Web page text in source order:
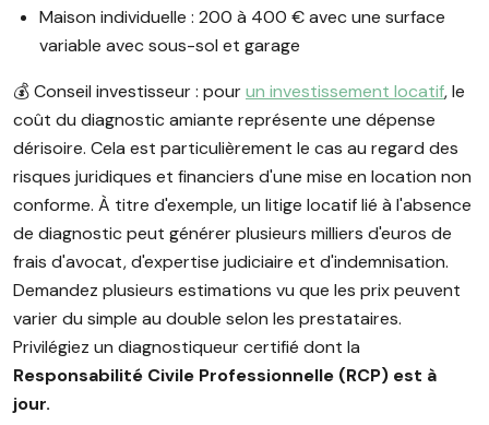
Maison individuelle : 200 à 400 € avec une surface
variable avec sous-sol et garage
💰 Conseil investisseur : pourun investissement locatif, le
coût du diagnostic amiante représente une dépense
dérisoire. Cela est particulièrement le cas au regard des
risques juridiques et financiers d'une mise en location non
conforme. À titre d'exemple, un litige locatif lié à l'absence
de diagnostic peut générer plusieurs milliers d'euros de
frais d'avocat, d'expertise judiciaire et d'indemnisation.
Demandez plusieurs estimations vu que les prix peuvent
varier du simple au double selon les prestataires.
Privilégiez un diagnostiqueur certifié dont la
Responsabilité Civile Professionnelle (RCP) est à
jour.